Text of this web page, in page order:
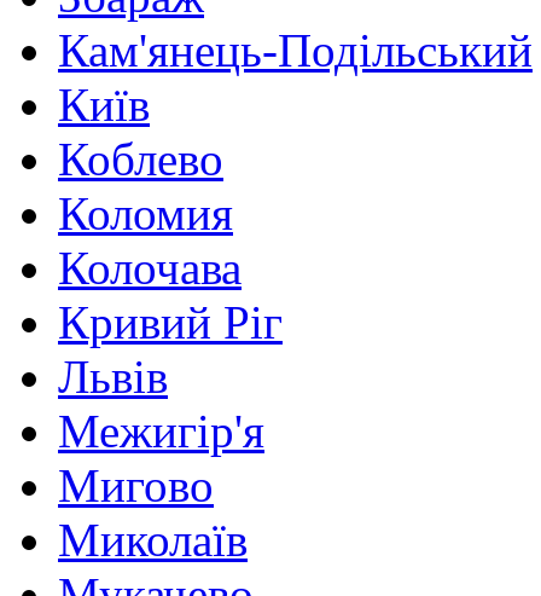
Кам'янець-Подільський
Київ
Коблево
Коломия
Колочава
Кривий Ріг
Львів
Межигір'я
Мигово
Миколаїв